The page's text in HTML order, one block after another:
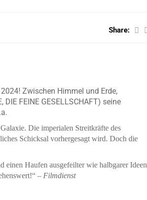
Share:
Zwischen Himmel und Erde,
FEINE GESELLSCHAFT) seine
Die imperialen Streitkräfte des
Schicksal vorhergesagt wird. Doch die
einen Haufen ausgefeilter wie halbgarer Ideen
– Filmdienst